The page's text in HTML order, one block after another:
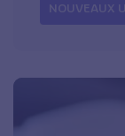
NOUVEAUX